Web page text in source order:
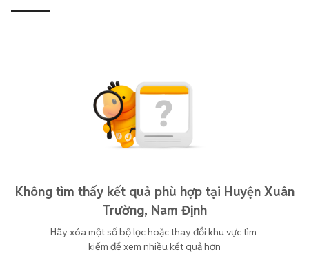
Không tìm thấy kết quả phù hợp tại Huyện Xuân
Trường, Nam Định
Hãy xóa một số bộ lọc hoặc thay đổi khu vực tìm
kiếm để xem nhiều kết quả hơn